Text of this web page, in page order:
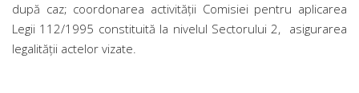
după caz; coordonarea activităţii Comisiei pentru aplicarea
Legii 112/1995 constituită la nivelul Sectorului 2, asigurarea
legalităţii actelor vizate.